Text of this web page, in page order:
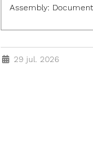
Assembly:
29 jul. 2026